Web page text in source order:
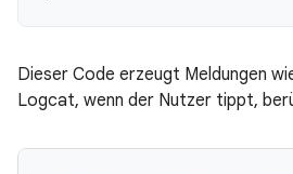
Dieser Code erzeugt Meldungen
Logcat, wenn der Nutzer tippt,